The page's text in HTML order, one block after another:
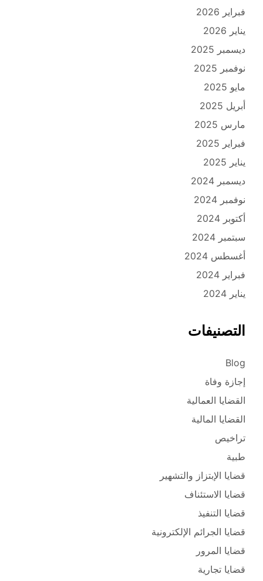
فبراير 2026
يناير 2026
ديسمبر 2025
نوفمبر 2025
مايو 2025
أبريل 2025
مارس 2025
فبراير 2025
يناير 2025
ديسمبر 2024
نوفمبر 2024
أكتوبر 2024
سبتمبر 2024
أغسطس 2024
فبراير 2024
يناير 2024
التصنيفات
Blog
إجازة وفاة
القضايا العمالية
القضايا المالية
تراخيص
طبية
قضايا الإبتزاز والتشهير
قضايا الاستئناف
قضايا التنفيذ
قضايا الجرائم الإلكترونية
قضايا المرور
قضايا تجارية